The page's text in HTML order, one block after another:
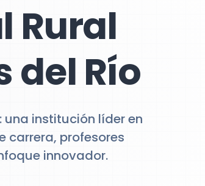
Rural
del Río
una institución líder en
carrera, profesores
innovador.